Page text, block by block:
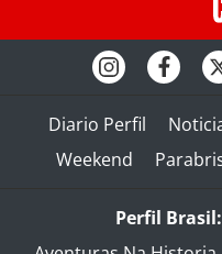
Diario Perfil
Weekend
Perfil Brasil: